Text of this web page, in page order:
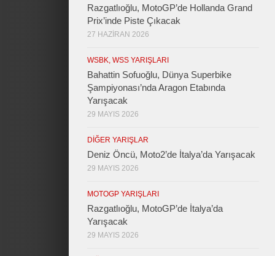
Razgatlıoğlu, MotoGP’de Hollanda Grand
Prix’inde Piste Çıkacak
27 HAZIRAN 2026
WSBK, WSS YARIŞLARI
Bahattin Sofuoğlu, Dünya Superbike
Şampiyonası’nda Aragon Etabında
Yarışacak
29 MAYIS 2026
DIĞER YARIŞLAR
Deniz Öncü, Moto2’de İtalya’da Yarışacak
29 MAYIS 2026
MOTOGP YARIŞLARI
Razgatlıoğlu, MotoGP’de İtalya’da
Yarışacak
29 MAYIS 2026